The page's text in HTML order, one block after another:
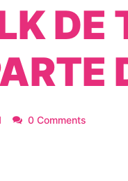
DE
0 Comments